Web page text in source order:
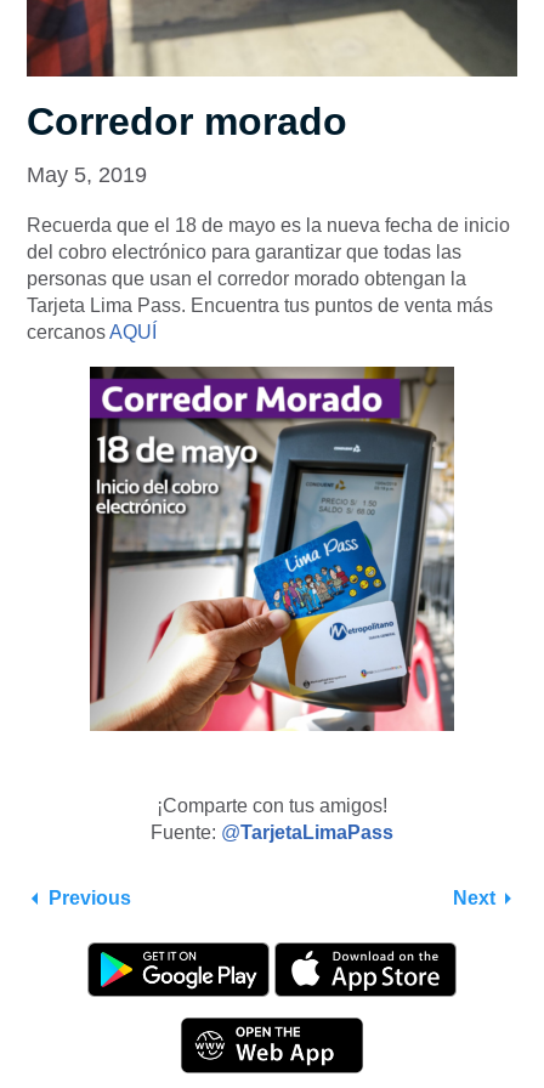
Corredor morado
May 5, 2019
Recuerda que el 18 de mayo es la nueva fecha de inicio
del cobro electrónico para garantizar que todas las
personas que usan el corredor morado obtengan la
Tarjeta Lima Pass. Encuentra tus puntos de venta más
cercanosAQUÍ
¡Comparte con tus amigos!
Fuente: @TarjetaLimaPass
Previous Next